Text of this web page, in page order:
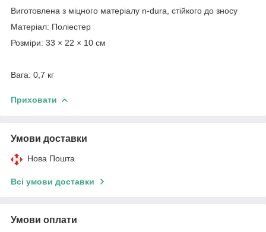
Виготовлена з міцного матеріалу n-dura, стійкого до зносу
Матеріал: Поліестер
Розміри: 33 × 22 × 10 см
Вага: 0,7 кг
Приховати
Умови доставки
Нова Пошта
Всі умови доставки
Умови оплати